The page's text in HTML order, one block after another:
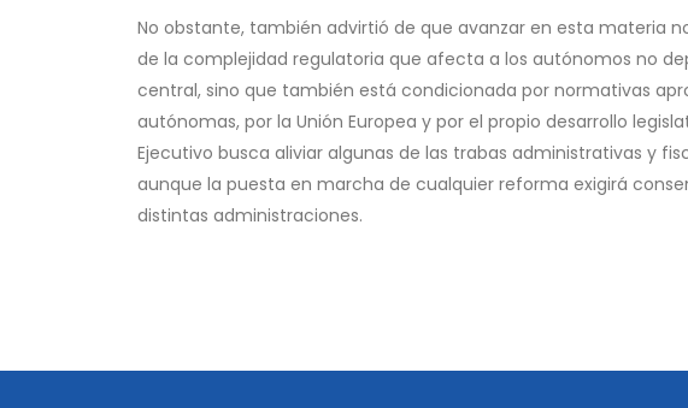
No obstante, también advirtió de que avanzar en esta materia
de la complejidad regulatoria que afecta a los autónomos no
central, sino que también está condicionada por normativas
autónomas, por la Unión Europea y por el propio desarrollo
Ejecutivo busca aliviar algunas de las trabas administrativas y
aunque la puesta en marcha de cualquier reforma exigirá
distintas administraciones.